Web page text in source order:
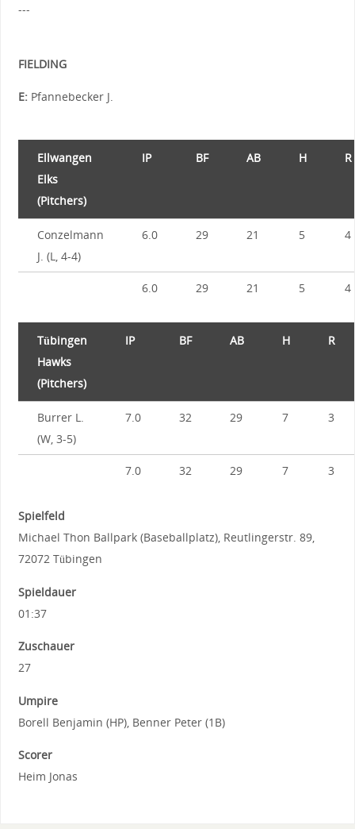
---
FIELDING
E:Pfannebecker J.
Ellwangen
Elks
(Pitchers)
IP BF AB H R
Conzelmann
J. (L, 4-4)
6.0 29 21 5 4
6.0 29 21 5 4
Tübingen
Hawks
(Pitchers)
IP BF AB H R
Burrer L.
(W, 3-5)
7.0 32 29 7 3
7.0 32 29 7 3
Spielfeld
Michael Thon Ballpark (Baseballplatz), Reutlingerstr. 89,
72072 Tübingen
Spieldauer
01:37
Zuschauer
27
Umpire
Borell Benjamin (HP), Benner Peter (1B)
Scorer
Heim Jonas